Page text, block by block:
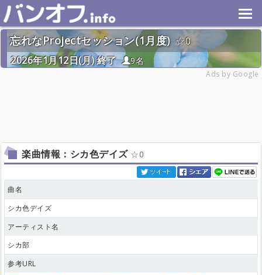
忘れなProjectセッション(1月度)
0
2026年1月12日(月) 終了
9名
Ads by Google
楽曲情報：シカ色デイズ 0
曲名
シカ色デイズ
アーティスト名
シカ部
参考URL